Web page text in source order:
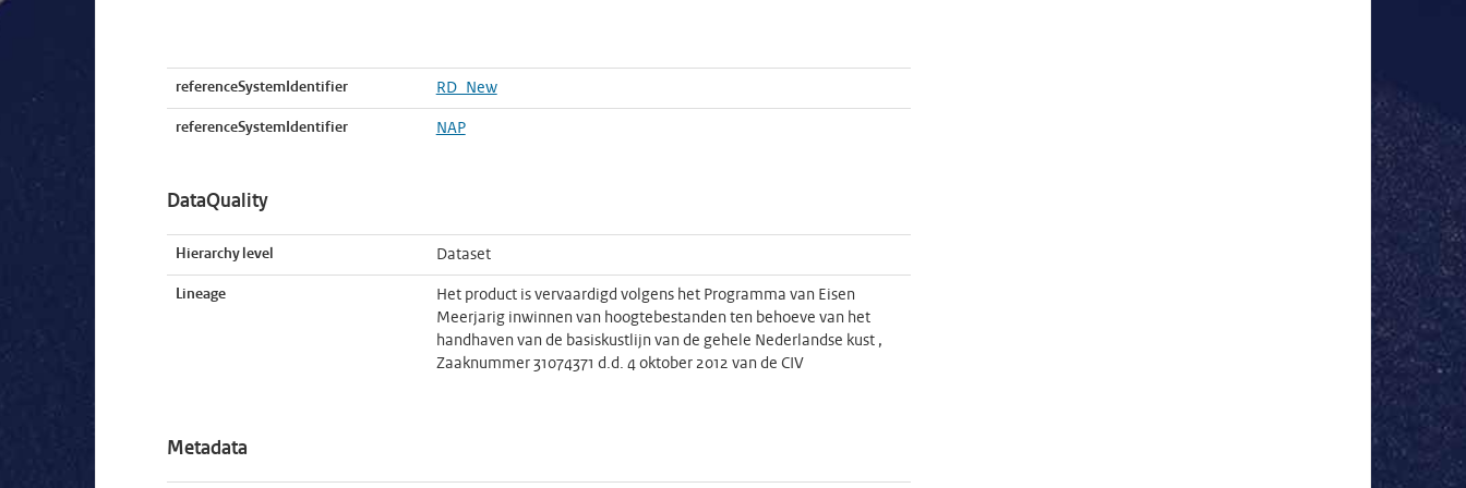
referenceSystemIdentifier RD_New
referenceSystemIdentifier NAP
DataQuality
Hierarchy level Dataset
Lineage
Het product is vervaardigd volgens het Programma van Eisen
Meerjarig inwinnen van hoogtebestanden ten behoeve van het
handhaven van de basiskustlijn van de gehele Nederlandse kust ,
Zaaknummer 31074371 d.d. 4 oktober 2012 van de CIV
Metadata